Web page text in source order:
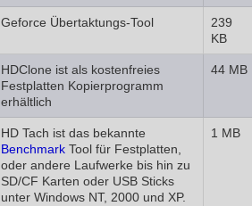
Geforce Übertaktungs-Tool
239
KB
HDClone ist als kostenfreies
Festplatten Kopierprogramm
erhältlich
44 MB
HD Tach ist das bekannte
Benchmark Tool für Festplatten,
oder andere Laufwerke bis hin zu
SD/CF Karten oder USB Sticks
unter Windows NT, 2000 und XP.
1 MB